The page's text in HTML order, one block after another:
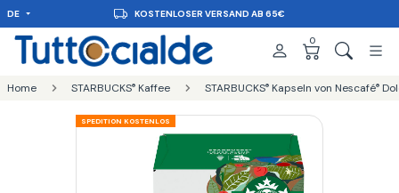
DE KOSTENLOSER VERSAND AB 65€
0
Home STARBUCKS® Kaffee STARBUCKS®Kapseln von Nescafé®
SPEDITION KOSTENLOS